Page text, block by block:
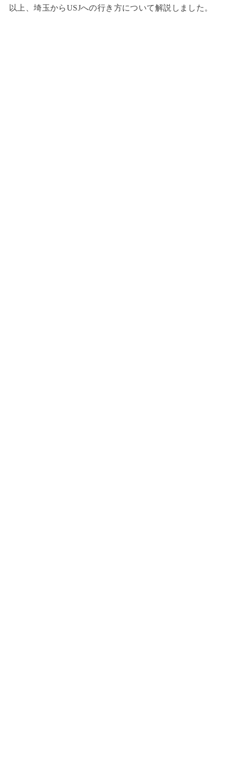
以上、埼玉からUSJへの行き方について解説しました。